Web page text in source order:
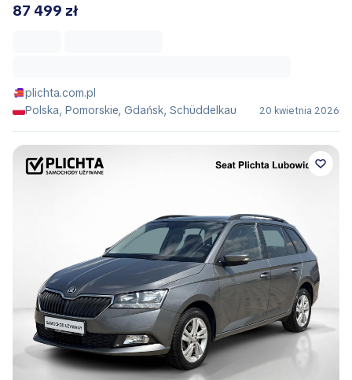
87 499 zł
plichta.com.pl
Polska, Pomorskie, Gdańsk, Schüddelkau
20 kwietnia 2026